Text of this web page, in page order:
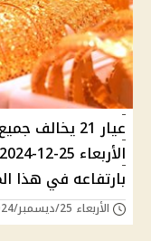
عيار 21
بارتفاعه في هذا
الأربعاء 25/ديسمبر/2024 - 11:14 م